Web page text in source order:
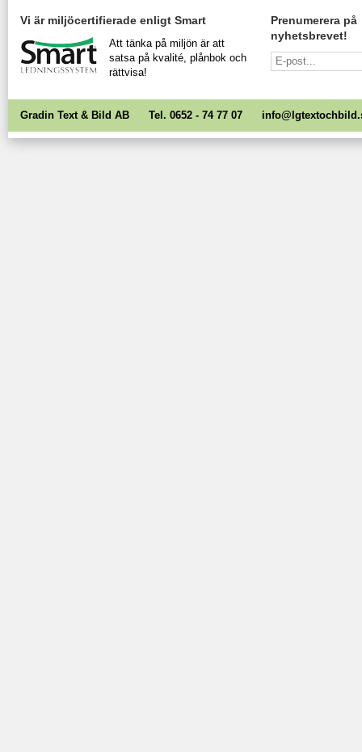
Gradin Text & Bild AB Tel. 0652 - 74 77 07
Vi är miljöcertifierade enligt Smart
Att tänka på miljön är att
satsa på kvalité, plånbok och
rättvisa!
Prenumerera på
nyhetsbrevet!